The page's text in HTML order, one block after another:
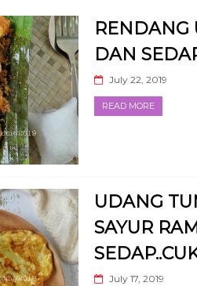
DAN
July 22, 2019
READ MORE
UDANG
SAYUR
July 17, 2019